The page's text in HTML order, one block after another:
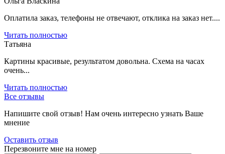
Оплатила заказ, телефоны не отвечают, отклика на заказ нет....
Читать полностью
Татьяна
Картины красивые, результатом довольна. Схема на часах
очень...
Читать полностью
Все отзывы
Напишите свой отзыв! Нам очень интересно узнать Ваше
мнение
Оставить отзыв
Перезвоните мне на номер